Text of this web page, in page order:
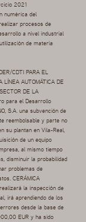
2021
numérica del
procesos de
a nivel industrial
de materia
CDTI PARA EL
LÍNEA AUTOMÁTICA DE
DE LA
para el Desarrollo
S.A. una subvención de
reembolsable y parte no
su plantan en Vila-Real,
de un equipo
al mismo tiempo
disminuir la probabilidad
problemas de
CERÁMICA
la inspección de
irá aprendiendo de los
desde la base de
EUR y ha sido